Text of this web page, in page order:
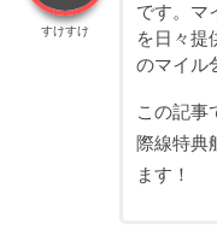
すけすけ
です。マ
を日々提
のマイル
この記事
際線特典
ます！